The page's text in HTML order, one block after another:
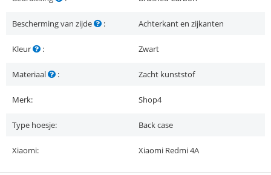
Bescherming van zijde : Achterkant en zijkanten
Kleur : Zwart
Materiaal : Zacht kunststof
Merk: Shop4
Type hoesje: Back case
Xiaomi: Xiaomi Redmi 4A